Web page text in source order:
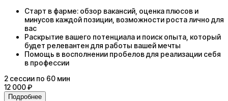
Старт в фарме: обзор вакансий, оценка плюсов и
минусов каждой позиции, возможности роста лично для
вас
Раскрытие вашего потенциала и поиск опыта, который
будет релевантен для работы вашей мечты
Помощь в восполнении пробелов для реализации себя
в профессии
2 сессии по 60 мин
12 000 ₽
Подробнее